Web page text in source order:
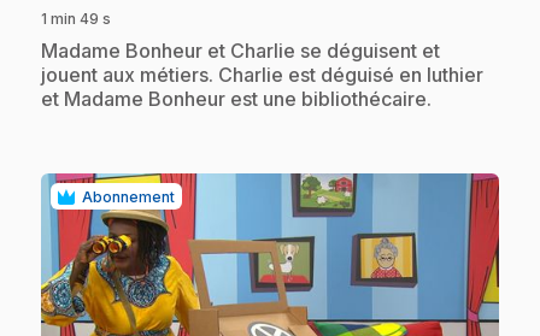
1 min 49 s
.Madame Bonheur et Charlie se déguisent et
jouent aux métiers. Charlie est déguisé en luthier
et Madame Bonheur est une bibliothécaire.
Abonnement